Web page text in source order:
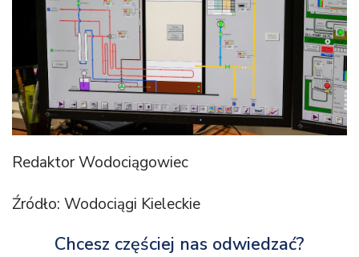
Redaktor Wodociągowiec
Źródło: Wodociągi Kieleckie
Chcesz częściej nas odwiedzać?